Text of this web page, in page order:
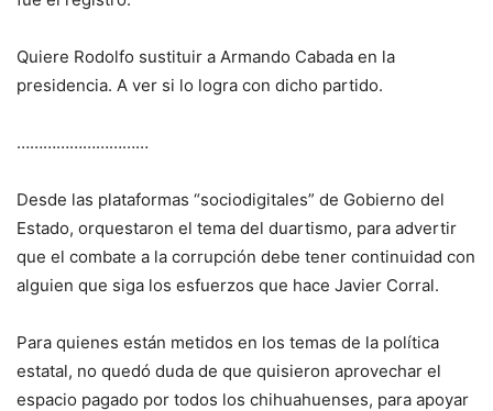
Quiere Rodolfo sustituir a Armando Cabada en la
presidencia. A ver si lo logra con dicho partido.
…………………………
Desde las plataformas “sociodigitales” de Gobierno del
Estado, orquestaron el tema del duartismo, para advertir
que el combate a la corrupción debe tener continuidad con
alguien que siga los esfuerzos que hace Javier Corral.
Para quienes están metidos en los temas de la política
estatal, no quedó duda de que quisieron aprovechar el
espacio pagado por todos los chihuahuenses, para apoyar